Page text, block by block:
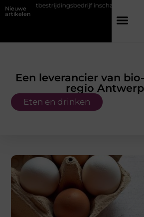
Nieuwe
artikelen
inschakelt vóór de winter
Een leverancier van
regio
Eten en drinken